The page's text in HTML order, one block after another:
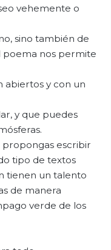
vehemente o
sino también de
poema nos permite
abiertos y con un
y que puedes
escribir
tipo de textos
tienen un talento
de manera
verde de los